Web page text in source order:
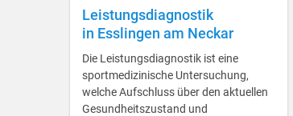
Leistungsdiagnostik
in Esslingen am Neckar
Die Leistungsdiagnostik ist eine
sportmedizinische Untersuchung,
welche Aufschluss über den aktuellen
Gesundheitszustand und